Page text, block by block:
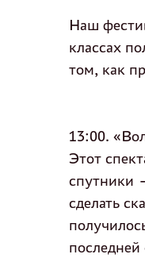
Наш
классах
том, как
13:00.
Этот
спутники
сделать